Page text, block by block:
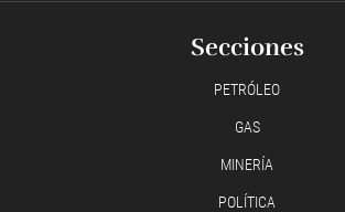
Secciones
PETRÓLEO
GAS
MINERÍA
POLÍTICA